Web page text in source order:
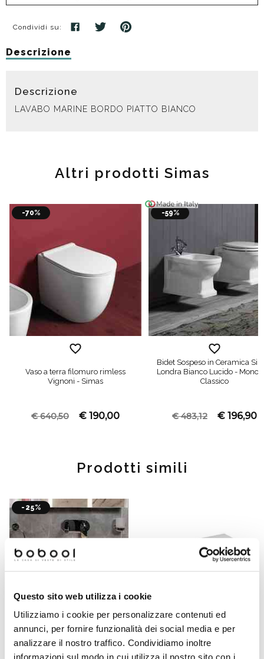
Questo sito web utilizza i cookie
Utilizziamo i cookie per personalizzare contenuti ed
annunci, per fornire funzionalità dei social media e per
analizzare il nostro traffico. Condividiamo inoltre
informazioni sul modo in cui utilizza il nostro sito con i
Condividi su:
Descrizione
Descrizione
LAVABO MARINE BORDO PIATTO BIANCO
Altri prodotti Simas
-70%
Vaso a terra filomuro rimless
Vignoni - Simas
€ 640,50 € 190,00
-59%
Bidet Sospeso in Ceramica
Londra Bianco Lucido -
Classico
€ 483,12 € 196,90
Prodotti simili
-25%
Lavabo d'appoggio rotondo
48x48cm Opal Jaquar
Lavabo consolle d'appoggio
predisposta monoforo in